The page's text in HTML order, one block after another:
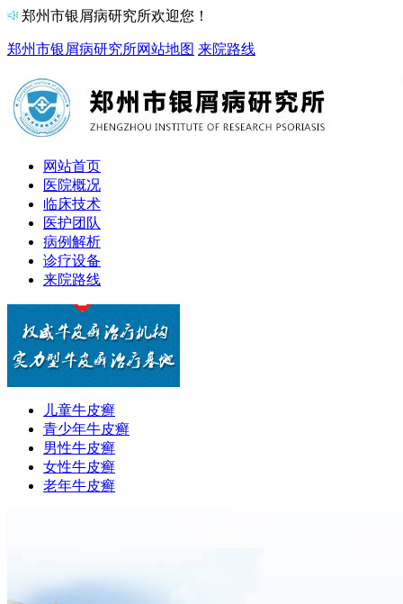
郑州市银屑病研究所欢迎您！
郑州市银屑病研究所网站地图 来院路线
网站首页
医院概况
临床技术
医护团队
病例解析
诊疗设备
来院路线
儿童牛皮癣
青少年牛皮癣
男性牛皮癣
女性牛皮癣
老年牛皮癣